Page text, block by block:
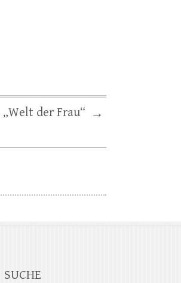
der Frau“ →
SUCHE